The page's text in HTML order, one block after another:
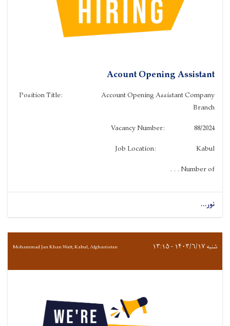
Acount Opening Assistant
Position Title: Account Opening Assistant Company
Branch
Vacancy Number: 88/2024
Job Location: Kabul
Number of . . .
نور...
شنبه ۱۴۰۳/۶/۱۷ - ۱۳:۱۵ Mohammad Jan Khan Watt, Kabul, Afghanistan